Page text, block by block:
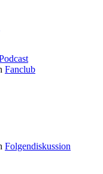
Fanclub
Folgendiskussion